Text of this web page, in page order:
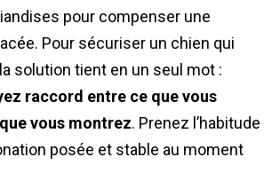
pour compenser une
Pour sécuriser un chien qui
solution tient en un seul mot :
raccord entre ce que vous
vous montrez. Prenez l’habitude
posée et stable au moment